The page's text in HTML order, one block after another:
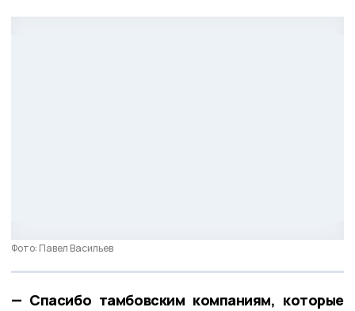
Фото: Павел Васильев
— Спасибо тамбовским компаниям, которые